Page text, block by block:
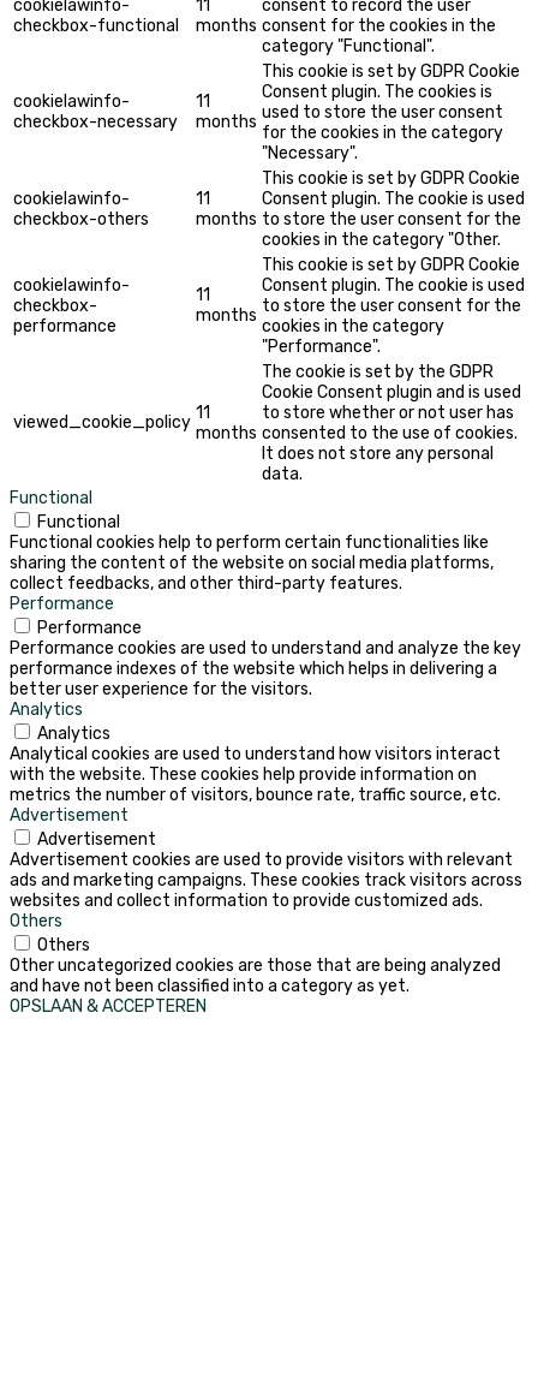
cookielawinfo-
checkbox-functional
11
months
consent to record the user
consent for the cookies in the
category "Functional".
cookielawinfo-
checkbox-necessary
11
months
This cookie is set by GDPR Cookie
Consent plugin. The cookies is
used to store the user consent
for the cookies in the category
"Necessary".
cookielawinfo-
checkbox-others
11
months
This cookie is set by GDPR Cookie
Consent plugin. The cookie is used
to store the user consent for the
cookies in the category "Other.
cookielawinfo-
checkbox-
performance
11
months
This cookie is set by GDPR Cookie
Consent plugin. The cookie is used
to store the user consent for the
cookies in the category
"Performance".
viewed_cookie_policy 11
months
The cookie is set by the GDPR
Cookie Consent plugin and is used
to store whether or not user has
consented to the use of cookies.
It does not store any personal
data.
Functional
Functional
Functional cookies help to perform certain functionalities like
sharing the content of the website on social media platforms,
collect feedbacks, and other third-party features.
Performance
Performance
Performance cookies are used to understand and analyze the key
performance indexes of the website which helps in delivering a
better user experience for the visitors.
Analytics
Analytics
Analytical cookies are used to understand how visitors interact
with the website. These cookies help provide information on
metrics the number of visitors, bounce rate, traffic source, etc.
Advertisement
Advertisement
Advertisement cookies are used to provide visitors with relevant
ads and marketing campaigns. These cookies track visitors across
websites and collect information to provide customized ads.
Others
Others
Other uncategorized cookies are those that are being analyzed
and have not been classified into a category as yet.
OPSLAAN & ACCEPTEREN